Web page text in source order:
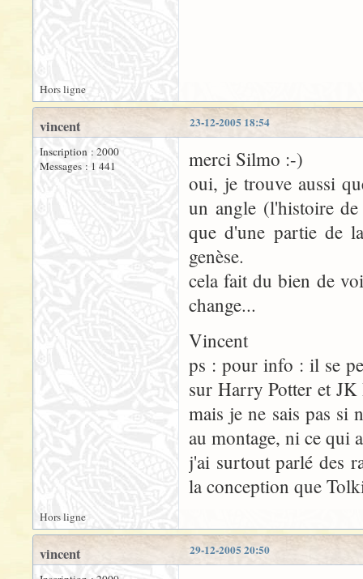
Hors ligne
23-12-2005 18:54
vincent
Inscription : 2000
Messages : 1 441
merci Silmo :-)
oui, je trouve aussi
un angle (l'histoire
que d'une partie de
genèse.
cela fait du bien de
change...
Vincent
ps : pour info : il se
sur Harry Potter et
mais je ne sais pas si
au montage, ni ce qui
j'ai surtout parlé des
la conception que
Hors ligne
29-12-2005 20:50
vincent